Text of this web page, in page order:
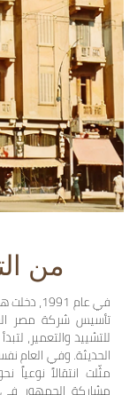
1991
في عام
تأسيس شركة مصر
للتشييد والتعمير،
الحديثة. وفي العام
مثّلت انتقالاً